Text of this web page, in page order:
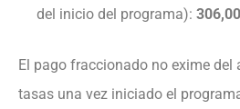
del inicio del programa):
El pago fraccionado no exime del
tasas una vez iniciado el